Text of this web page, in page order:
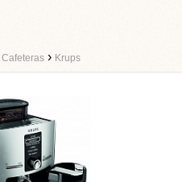
Cafeteras › Krups